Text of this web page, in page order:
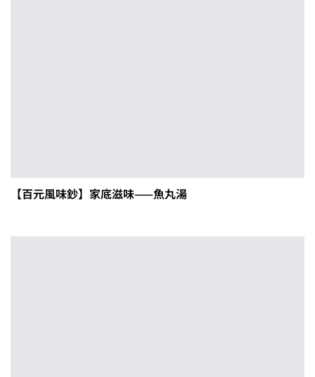
【百元風味鈔】家底滋味——魚丸湯